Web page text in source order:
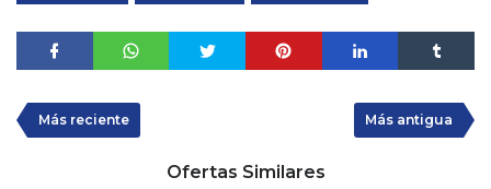
Más reciente Más antigua
Ofertas Similares